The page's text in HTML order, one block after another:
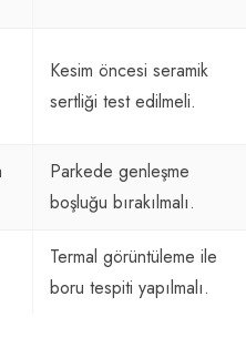
Kesim öncesi seramik
sertliği test edilmeli.
Parkede genleşme
boşluğu bırakılmalı.
Termal görüntüleme ile
boru tespiti yapılmalı.